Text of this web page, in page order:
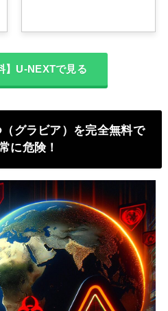
】U-NEXTで見る
グラビア）を完全無料で
に危険！